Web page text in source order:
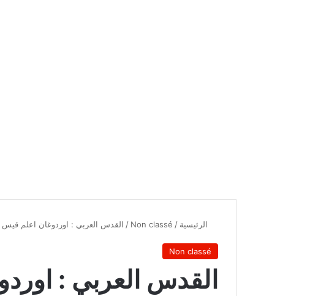
الرئيسية /
Non classé
/ القدس العربي : اوردوغان اعلم
Non classé
القدس العربي :